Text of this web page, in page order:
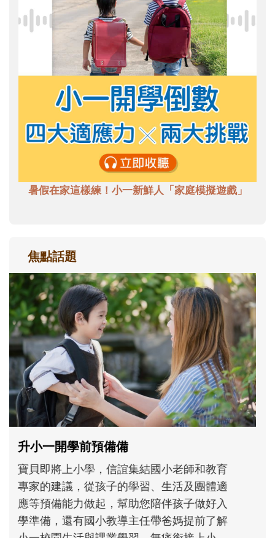
暑假在家這樣練！小一新鮮人「家庭模擬遊戲」
焦點話題
和孩子一起長大的那個男人│讀懂父親的
不同模樣
沒有人天生就擅長當爸爸！男人總是在一次
次「前所未有」的體驗中，跟著孩子一起長
大。從給予安全感的肢體遊戲，到獨立自
主、角色認同及解決問題的能力養成。爸爸